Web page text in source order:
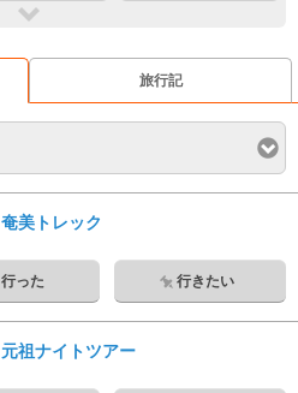
旅行記
奄美トレック
行った 行きたい
元祖ナイトツアー